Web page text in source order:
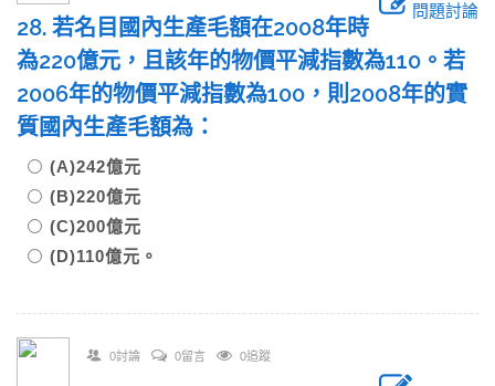
問題討論
28. 若名目國內生產毛額在2008年時
為220億元，且該年的物價平減指數為110。若
2006年的物價平減指數為100，則2008年的實
質國內生產毛額為：
(A)242億元
(B)220億元
(C)200億元
(D)110億元。
0討論 0留言 0追蹤